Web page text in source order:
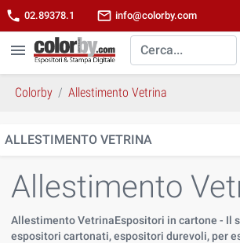
phone 02.89378.1 mail_outline info@colorby.com
menu
Colorby Allestimento Vetrina
ALLESTIMENTO VETRINA
Allestimento
Allestimento VetrinaEspositori in cartone - Il
espositori cartonati, espositori durevoli, per